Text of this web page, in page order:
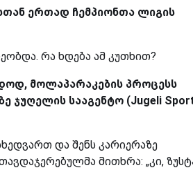
ერთად ჩემპიონთა ლიგის
რა ხდება ამ კუთხით?
მოლაპარაკების პროცესს
ჯუღელის სააგენტო (Jugeli
და შენს კარიერაზე
მითხრა: „კი,